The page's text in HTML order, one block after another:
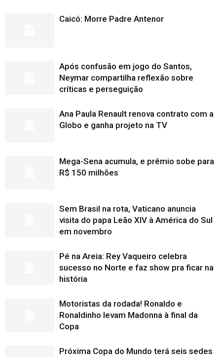
Caicó: Morre Padre Antenor
Após confusão em jogo do Santos,
Neymar compartilha reflexão sobre
críticas e perseguição
Ana Paula Renault renova contrato com a
Globo e ganha projeto na TV
Mega-Sena acumula, e prêmio sobe para
R$ 150 milhões
Sem Brasil na rota, Vaticano anuncia
visita do papa Leão XIV à América do Sul
em novembro
Pé na Areia: Rey Vaqueiro celebra
sucesso no Norte e faz show pra ficar na
história
Motoristas da rodada! Ronaldo e
Ronaldinho levam Madonna à final da
Copa
Próxima Copa do Mundo terá seis sedes